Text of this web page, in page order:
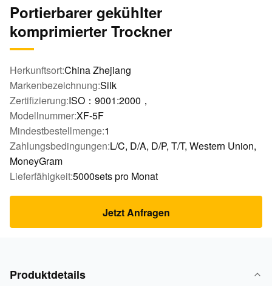
Portierbarer gekühlter
komprimierter Trockner
Herkunftsort:China Zhejiang
Markenbezeichnung:Silk
Zertifizierung:ISO：9001:2000，
Modellnummer:XF-5F
Mindestbestellmenge:1
Zahlungsbedingungen:L/C, D/A, D/P, T/T, Western Union,
MoneyGram
Lieferfähigkeit:5000sets pro Monat
Jetzt Anfragen
Produktdetails